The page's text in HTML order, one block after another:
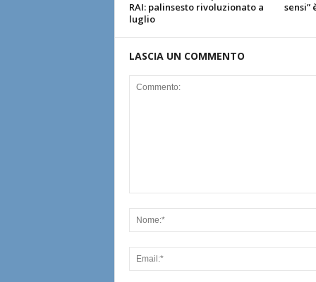
RAI: palinsesto rivoluzionato a
luglio
sensi”
LASCIA UN COMMENTO